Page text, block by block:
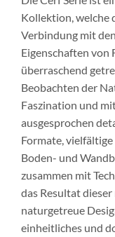
Kollektion, welche
Verbindung mit
Eigenschaften von
überraschend
Beobachten der
Faszination und
ausgesprochen
Formate,
Boden- und
zusammen mit
das Resultat
naturgetreue
einheitliches und